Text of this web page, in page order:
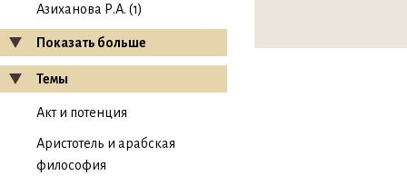
Азиханова Р.А. (1)
Показать больше
Темы
Акт и потенция
Аристотель и арабская
философия